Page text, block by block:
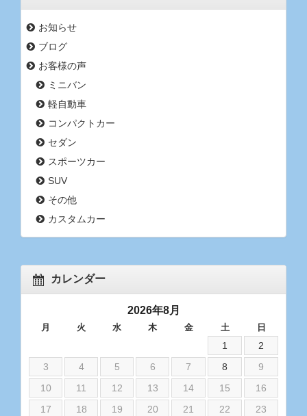
お知らせ
ブログ
お客様の声
ミニバン
軽自動車
コンパクトカー
セダン
スポーツカー
SUV
その他
カスタムカー
カレンダー
2026年8月
月 火 水 木 金 土 日
1
2
3
4 5 6 7 8
9
10
11 12 13 14 15
16
17
18 19 20 21 22
23